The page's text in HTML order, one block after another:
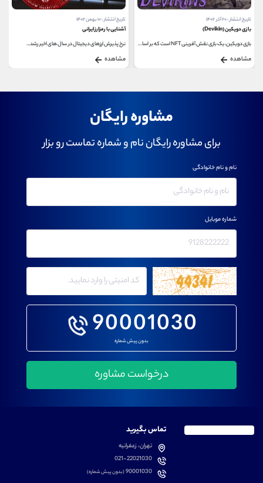
بازی دویکین، یک بازی نقش آفرینی NFT است که بر اساس...
تاریخ انتشار : ۱۰ بهمن ۱۴۰۲
آشنایی با رمزارز ایرانی
نرخ پذیرش ارزهای دیجیتال در سال های اخیر رشد...
مشاهده
تاریخ انتشار : ۱۹ مرداد ۱۴۰۲
الگوریتم ProgPow چیست؟
یکی از مهمترین ارکان شبکه ارز دیجیتال، الگوریتم...
مشاهده
مشاوره رایگان
برای مشاوره رایگان نام و شماره تماست رو بزار
90001030
بدون پیش شماره
نام و نام خانوادگی
شماره موبایل
تماس بگیرید
تهران، زعفرانیه
021-22021030
90001030(بدون پیش شماره)